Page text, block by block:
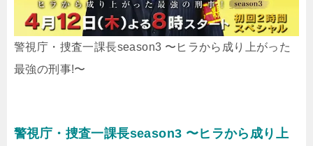
警視庁・捜査一課長season3 〜ヒラから成り上がった
最強の刑事!〜
警視庁・捜査一課長season3 〜ヒラから成り上